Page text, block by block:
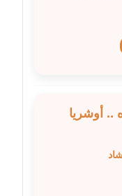
.. أوشريا